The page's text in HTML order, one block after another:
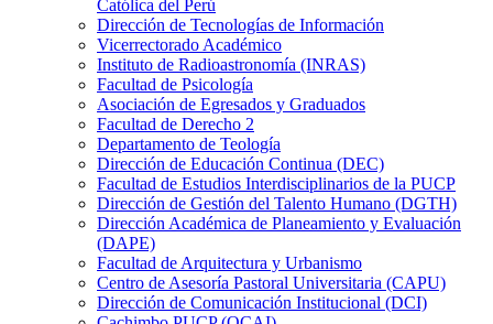
Católica del Perú
Dirección de Tecnologías de Información
Vicerrectorado Académico
Instituto de Radioastronomía (INRAS)
Facultad de Psicología
Asociación de Egresados y Graduados
Facultad de Derecho 2
Departamento de Teología
Dirección de Educación Continua (DEC)
Facultad de Estudios Interdisciplinarios de la PUCP
Dirección de Gestión del Talento Humano (DGTH)
Dirección Académica de Planeamiento y Evaluación
(DAPE)
Facultad de Arquitectura y Urbanismo
Centro de Asesoría Pastoral Universitaria (CAPU)
Dirección de Comunicación Institucional (DCI)